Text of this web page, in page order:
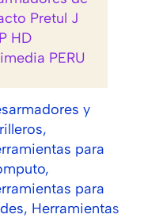
y
,
para
,
para
, Herramientas